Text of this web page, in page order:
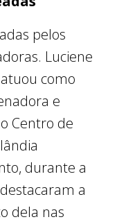
pelos
Luciene
como
e
Centro de
durante a
a
dela nas